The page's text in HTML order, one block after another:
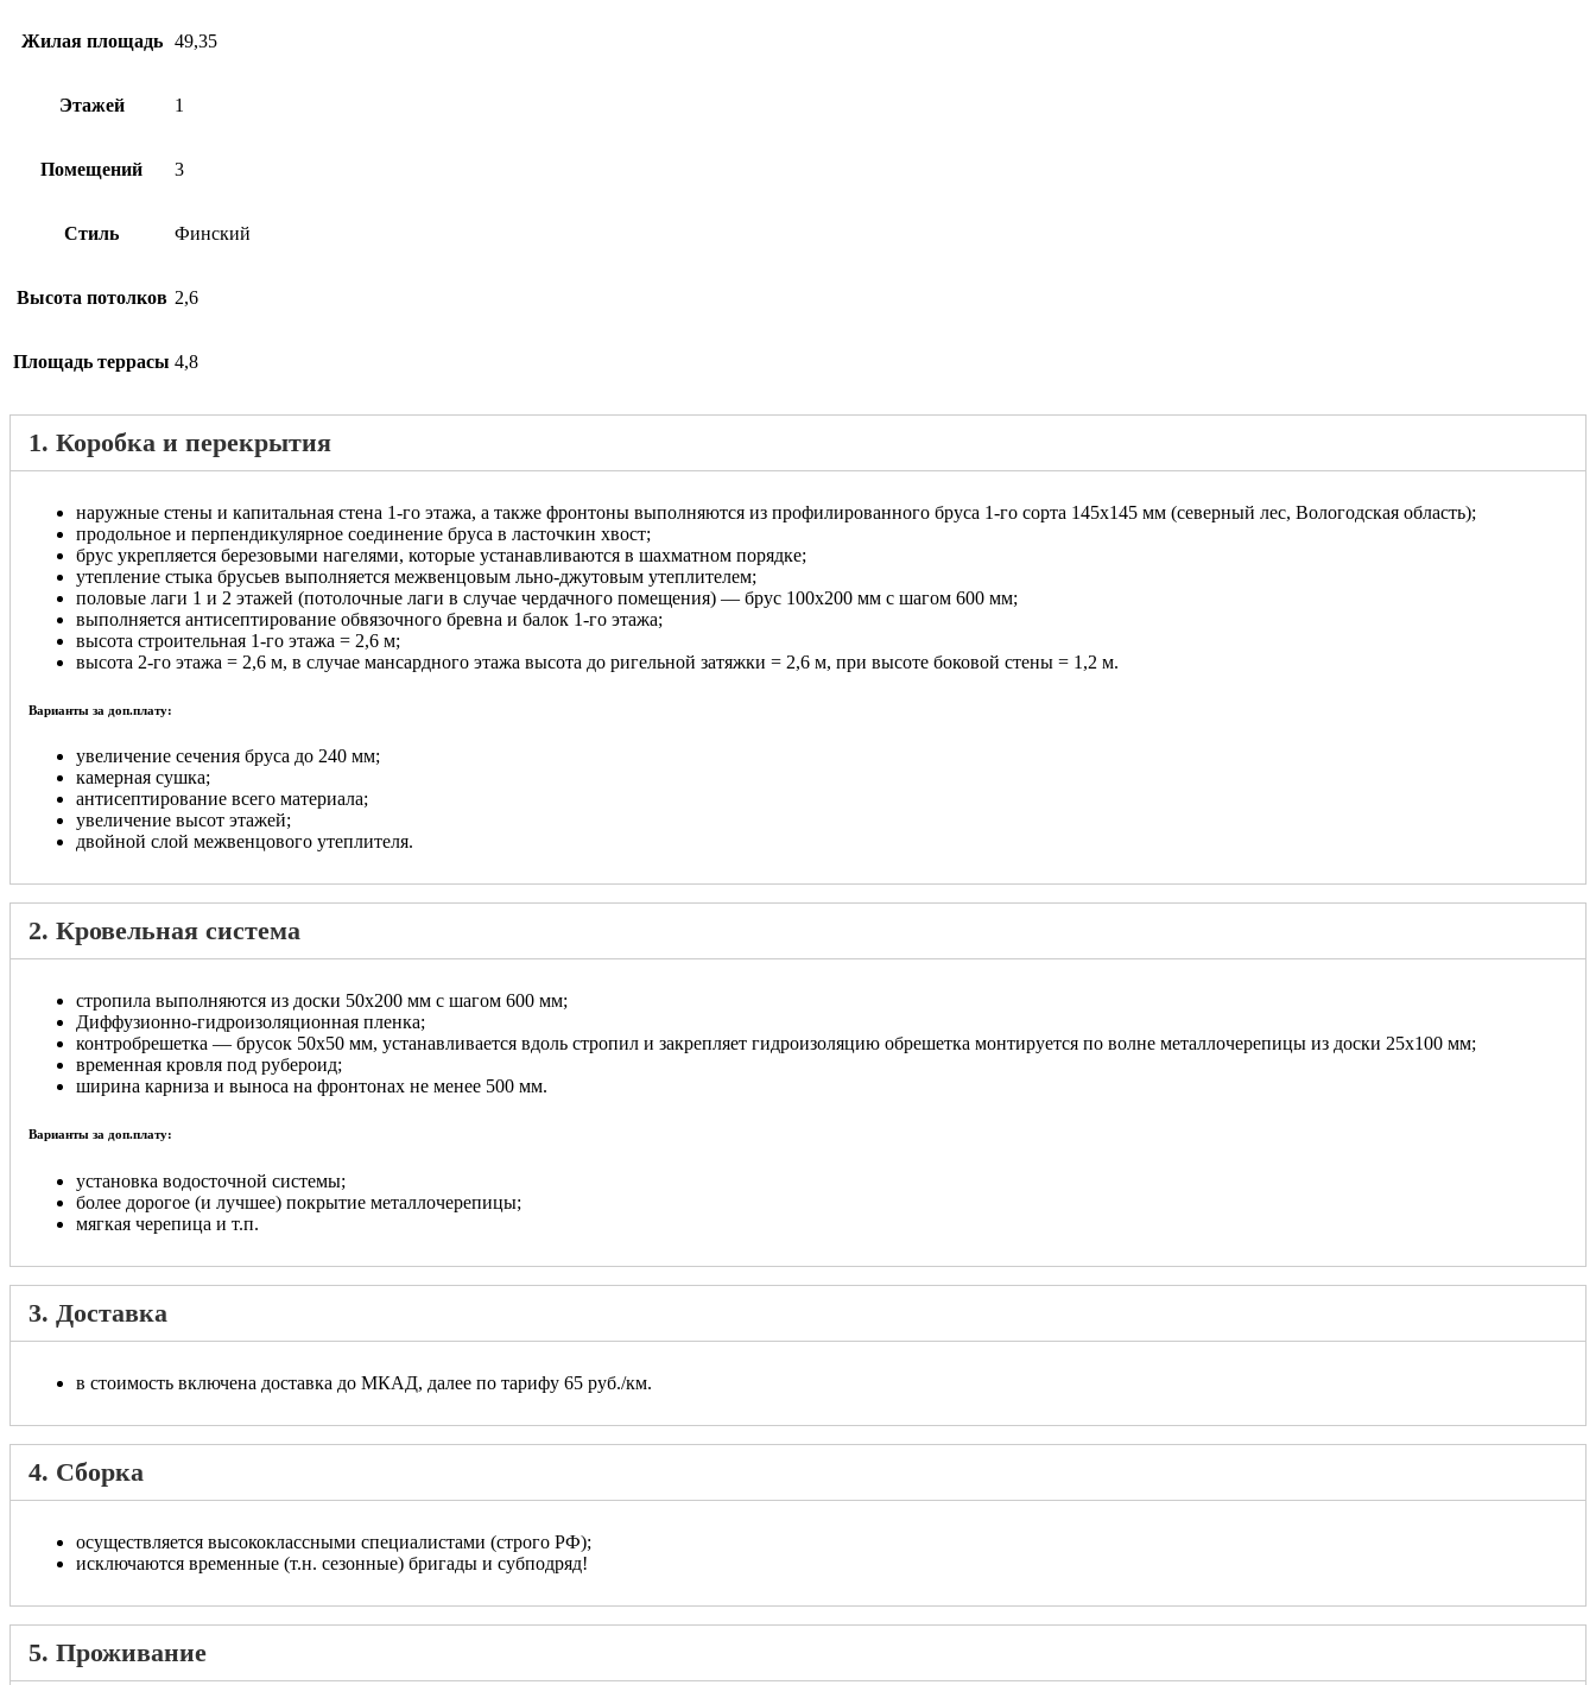
Жилая площадь 49,35
Этажей 1
Помещений 3
Стиль Финский
Высота потолков 2,6
Площадь террасы 4,8
1. Коробка и перекрытия
наружные стены и капитальная стена 1-го этажа, а также фронтоны выполняются из профилированного бруса 1-го сорта 145х145 мм (северный лес, Вологодская область);
продольное и перпендикулярное соединение бруса в ласточкин хвост;
брус укрепляется березовыми нагелями, которые устанавливаются в шахматном порядке;
утепление стыка брусьев выполняется межвенцовым льно-джутовым утеплителем;
половые лаги 1 и 2 этажей (потолочные лаги в случае чердачного помещения) — брус 100х200 мм с шагом 600 мм;
выполняется антисептирование обвязочного бревна и балок 1-го этажа;
высота строительная 1-го этажа = 2,6 м;
высота 2-го этажа = 2,6 м, в случае мансардного этажа высота до ригельной затяжки = 2,6 м, при высоте боковой стены = 1,2 м.
Варианты за доп.плату:
увеличение сечения бруса до 240 мм;
камерная сушка;
антисептирование всего материала;
увеличение высот этажей;
двойной слой межвенцового утеплителя.
2. Кровельная система
стропила выполняются из доски 50х200 мм с шагом 600 мм;
Диффузионно-гидроизоляционная пленка;
контробрешетка — брусок 50х50 мм, устанавливается вдоль стропил и закрепляет гидроизоляцию обрешетка монтируется по волне металлочерепицы из доски 25х100 мм;
временная кровля под рубероид;
ширина карниза и выноса на фронтонах не менее 500 мм.
Варианты за доп.плату:
установка водосточной системы;
более дорогое (и лучшее) покрытие металлочерепицы;
мягкая черепица и т.п.
3. Доставка
в стоимость включена доставка до МКАД, далее по тарифу 65 руб./км.
4. Сборка
осуществляется высококлассными специалистами (строго РФ);
исключаются временные (т.н. сезонные) бригады и субподряд!
5. Проживание